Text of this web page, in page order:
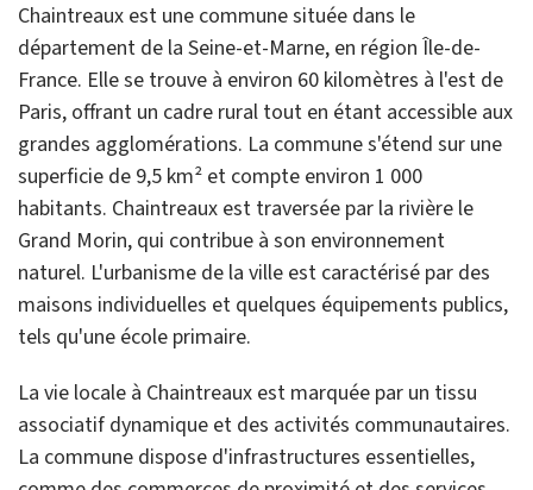
Chaintreaux est une commune située dans le
département de la Seine-et-Marne, en région Île-de-
France. Elle se trouve à environ 60 kilomètres à l'est de
Paris, offrant un cadre rural tout en étant accessible aux
grandes agglomérations. La commune s'étend sur une
superficie de 9,5 km² et compte environ 1 000
habitants. Chaintreaux est traversée par la rivière le
Grand Morin, qui contribue à son environnement
naturel. L'urbanisme de la ville est caractérisé par des
maisons individuelles et quelques équipements publics,
tels qu'une école primaire.
La vie locale à Chaintreaux est marquée par un tissu
associatif dynamique et des activités communautaires.
La commune dispose d'infrastructures essentielles,